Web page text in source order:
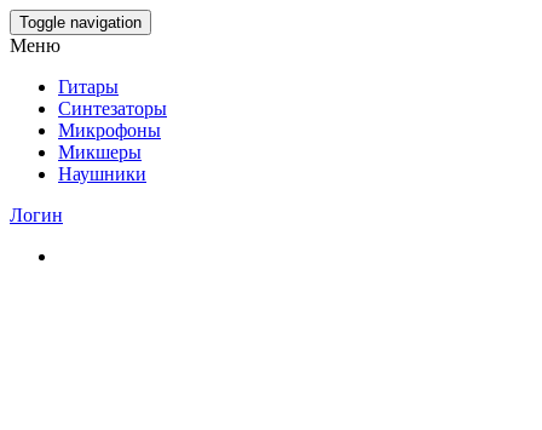
Skip
to
content
Toggle navigation
Меню
Гитары
Синтезаторы
Микрофоны
Микшеры
Наушники
Логин